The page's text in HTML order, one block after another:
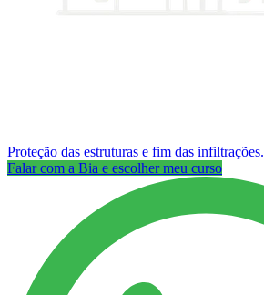
Proteção das estruturas e fim das infiltrações.
Falar com a Bia e escolher meu curso